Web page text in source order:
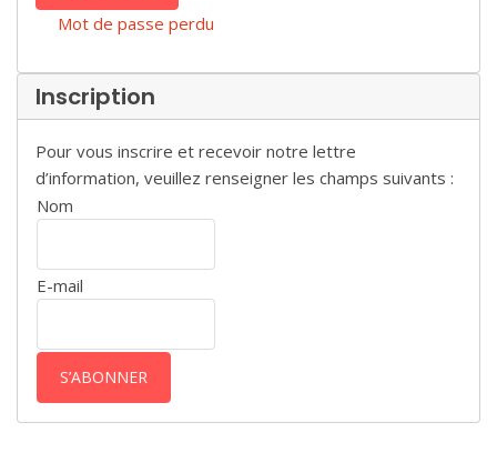
Mot de passe perdu
Inscription
Pour vous inscrire et recevoir notre lettre
d’information, veuillez renseigner les champs suivants :
Nom
E-mail